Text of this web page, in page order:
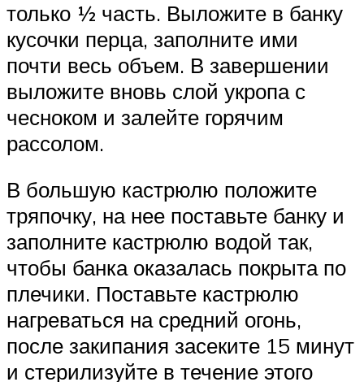
только ½ часть. Выложите в банку
кусочки перца, заполните ими
почти весь объем. В завершении
выложите вновь слой укропа с
чесноком и залейте горячим
рассолом.
В большую кастрюлю положите
тряпочку, на нее поставьте банку и
заполните кастрюлю водой так,
чтобы банка оказалась покрыта по
плечики. Поставьте кастрюлю
нагреваться на средний огонь,
после закипания засеките 15 минут
и стерилизуйте в течение этого